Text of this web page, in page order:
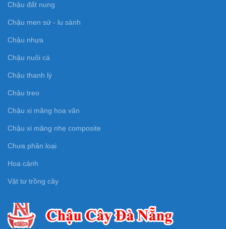
Chậu đất nung
Chậu men sứ - lu sành
Chậu nhựa
Chậu nuôi cá
Chậu thanh lý
Chậu treo
Chậu xi măng hoa văn
Chậu xi măng nhẹ composite
Chưa phân loại
Hoa cảnh
Vật tư trồng cây